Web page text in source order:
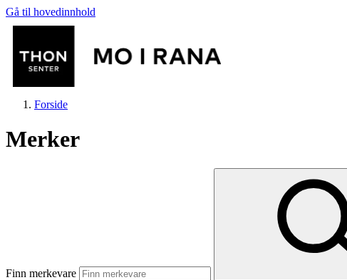
Gå til hovedinnhold
Mat og drikke
Forside
Merker
Finn merkevare